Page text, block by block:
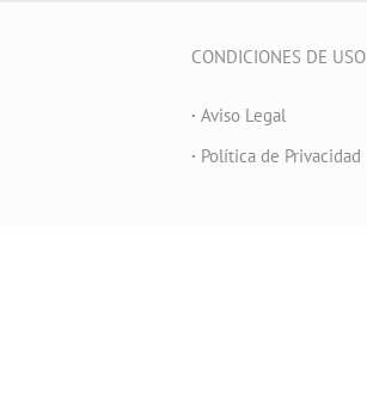
CONDICIONES DE USO
· Aviso Legal
· Política de Privacidad